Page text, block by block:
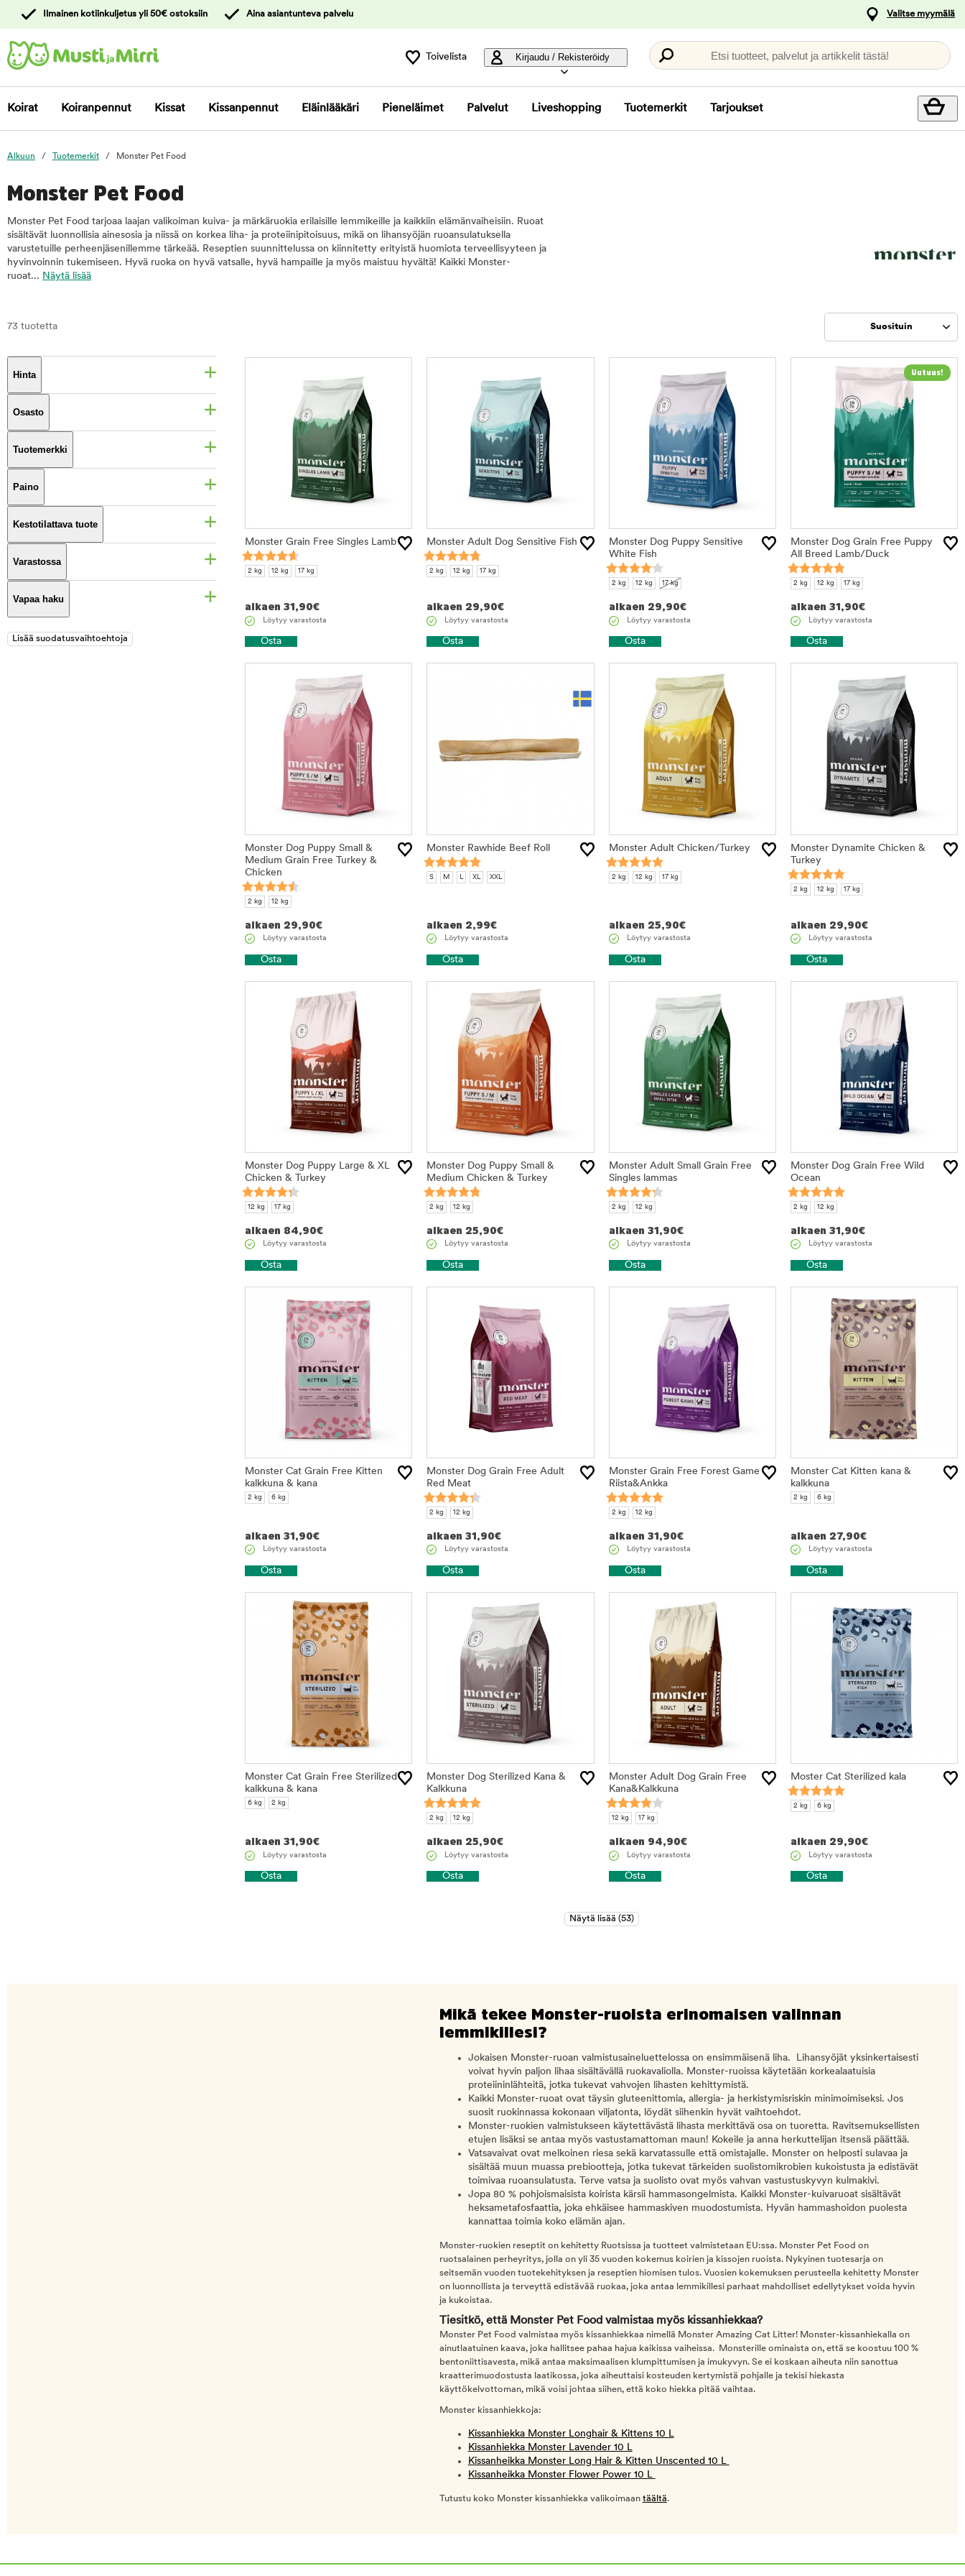
asiakaspalveluun
Ilmainen kotiinkuljetus yli 50€ ostoksiin Aina asiantunteva palvelu Valitse myymälä
Toivelista Kirjaudu / Rekisteröidy Etsi tuotteet, palvelut ja artikkelit tästä!
Koirat Koiranpennut Kissat Kissanpennut Eläinlääkäri Pieneläimet Palvelut Liveshopping Tuotemerkit Tarjoukset
Alkuun Tuotemerkit Monster Pet Food
Monster Pet Food
Monster Pet Food tarjoaa laajan valikoiman kuiva- ja märkäruokia erilaisille lemmikeille ja kaikkiin elämänvaiheisiin. Ruoat
sisältävät luonnollisia ainesosia ja niissä on korkea liha- ja proteiinipitoisuus, mikä on lihansyöjän ruoansulatuksella
varustetuille perheenjäsenillemme tärkeää. Reseptien suunnittelussa on kiinnitetty erityistä huomiota terveellisyyteen ja
hyvinvoinnin tukemiseen. Hyvä ruoka on hyvä vatsalle, hyvä hampaille ja myös maistuu hyvältä! Kaikki Monster-
ruoat... Näytä lisää
73 tuotetta
Hinta
Osasto
Tuotemerkki
Paino
Kestotilattava tuote
Varastossa
Vapaa haku
tuotteet
Suosituin
Monster Grain Free Singles Lamb
2 kg 12 kg 17 kg
alkaen 31,90€
Löytyy varastosta
Osta
Monster Adult Dog Sensitive Fish
2 kg 12 kg 17 kg
alkaen 29,90€
Löytyy varastosta
Osta
Monster Dog Puppy Sensitive
White Fish
2 kg 12 kg 17 kg
alkaen 29,90€
Löytyy varastosta
Osta
Monster Dog Grain Free Puppy
All Breed Lamb/Duck
2 kg 12 kg 17 kg
alkaen 31,90€
Löytyy varastosta
Osta
Monster Dog Puppy Small &
Medium Grain Free Turkey &
Chicken
2 kg 12 kg
alkaen 29,90€
Löytyy varastosta
Osta
Monster Rawhide Beef Roll
S M L XL XXL
alkaen 2,99€
Löytyy varastosta
Osta
Monster Adult Chicken/Turkey
2 kg 12 kg 17 kg
alkaen 25,90€
Löytyy varastosta
Osta
Monster Dynamite Chicken &
Turkey
2 kg 12 kg 17 kg
alkaen 29,90€
Löytyy varastosta
Osta
Monster Dog Puppy Large & XL
Chicken & Turkey
12 kg 17 kg
alkaen 84,90€
Löytyy varastosta
Osta
Monster Dog Puppy Small &
Medium Chicken & Turkey
2 kg 12 kg
alkaen 25,90€
Löytyy varastosta
Osta
Monster Adult Small Grain Free
Singles lammas
2 kg 12 kg
alkaen 31,90€
Löytyy varastosta
Osta
Monster Dog Grain Free Wild
Ocean
2 kg 12 kg
alkaen 31,90€
Löytyy varastosta
Osta
Monster Cat Grain Free Kitten
kalkkuna & kana
2 kg 6 kg
alkaen 31,90€
Löytyy varastosta
Osta
Monster Dog Grain Free Adult
Red Meat
2 kg 12 kg
alkaen 31,90€
Löytyy varastosta
Osta
Monster Grain Free Forest Game
Riista&Ankka
2 kg 12 kg
alkaen 31,90€
Löytyy varastosta
Osta
Monster Cat Kitten kana &
kalkkuna
2 kg 6 kg
alkaen 27,90€
Löytyy varastosta
Osta
Monster Cat Grain Free Sterilized
kalkkuna & kana
6 kg 2 kg
alkaen 31,90€
Löytyy varastosta
Osta
Monster Dog Sterilized Kana &
Kalkkuna
2 kg 12 kg
alkaen 25,90€
Löytyy varastosta
Osta
Monster Adult Dog Grain Free
Kana&Kalkkuna
12 kg 17 kg
alkaen 94,90€
Löytyy varastosta
Osta
Moster Cat Sterilized kala
2 kg 6 kg
alkaen 29,90€
Löytyy varastosta
Osta
Mikä tekee Monster-ruoista erinomaisen valinnan
lemmikillesi?
Jokaisen Monster-ruoan valmistusaineluettelossa on ensimmäisenä liha. Lihansyöjät yksinkertaisesti
voivat hyvin paljon lihaa sisältävällä ruokavaliolla. Monster-ruoissa käytetään korkealaatuisia
proteiininlähteitä, jotka tukevat vahvojen lihasten kehittymistä.
Kaikki Monster-ruoat ovat täysin gluteenittomia, allergia- ja herkistymisriskin minimoimiseksi. Jos
suosit ruokinnassa kokonaan viljatonta, löydät siihenkin hyvät vaihtoehdot.
Monster-ruokien valmistukseen käytettävästä lihasta merkittävä osa on tuoretta. Ravitsemuksellisten
etujen lisäksi se antaa myös vastustamattoman maun! Kokeile ja anna herkuttelijan itsensä päättää.
Vatsavaivat ovat melkoinen riesa sekä karvatassulle että omistajalle. Monster on helposti sulavaa ja
sisältää muun muassa prebiootteja, jotka tukevat tärkeiden suolistomikrobien kukoistusta ja edistävät
toimivaa ruoansulatusta. Terve vatsa ja suolisto ovat myös vahvan vastustuskyvyn kulmakivi.
Jopa 80 % pohjoismaisista koirista kärsii hammasongelmista. Kaikki Monster-kuivaruoat sisältävät
heksametafosfaattia, joka ehkäisee hammaskiven muodostumista. Hyvän hammashoidon puolesta
kannattaa toimia koko elämän ajan.
Monster-ruokien reseptit on kehitetty Ruotsissa ja tuotteet valmistetaan EU:ssa. Monster Pet Food on
ruotsalainen perheyritys, jolla on yli 35 vuoden kokemus koirien ja kissojen ruoista. Nykyinen tuotesarja on
seitsemän vuoden tuotekehityksen ja reseptien hiomisen tulos. Vuosien kokemuksen perusteella kehitetty Monster
on luonnollista ja terveyttä edistävää ruokaa, joka antaa lemmikillesi parhaat mahdolliset edellytykset voida hyvin
ja kukoistaa.
Tiesitkö, että Monster Pet Food valmistaa myös kissanhiekkaa?
Monster Pet Food valmistaa myös kissanhiekkaa nimellä Monster Amazing Cat Litter! Monster-kissanhiekalla on
ainutlaatuinen kaava, joka hallitsee pahaa hajua kaikissa vaiheissa. Monsterille ominaista on, että se koostuu 100 %
bentoniittisavesta, mikä antaa maksimaalisen klumpittumisen ja imukyvyn. Se ei koskaan aiheuta niin sanottua
kraatterimuodostusta laatikossa, joka aiheuttaisi kosteuden kertymistä pohjalle ja tekisi hiekasta
käyttökelvottoman, mikä voisi johtaa siihen, että koko hiekka pitää vaihtaa.
Monster kissanhiekkoja:
Kissanhiekka Monster Longhair & Kittens 10 L
Kissanhiekka Monster Lavender 10 L
Kissanheikka Monster Long Hair & Kitten Unscented 10 L
Kissanheikka Monster Flower Power 10 L
Tutustu koko Monster kissanhiekka valikoimaan täältä.